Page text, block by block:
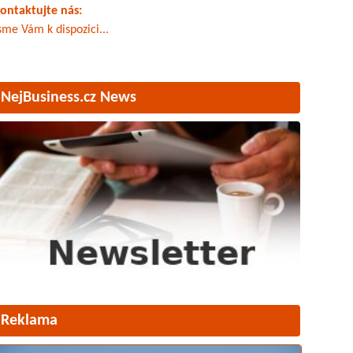
nás:
Vám k dispozici...
NejBusiness.cz News
Reklama